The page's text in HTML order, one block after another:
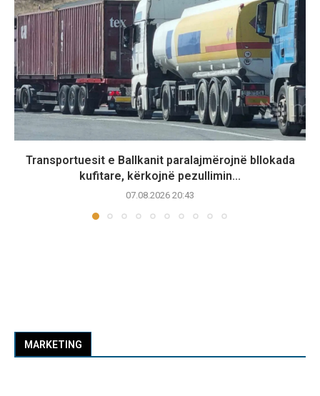
Transportuesit e Ballkanit paralajmërojnë bllokada
kufitare, kërkojnë pezullimin...
07.08.2026 20:43
MARKETING